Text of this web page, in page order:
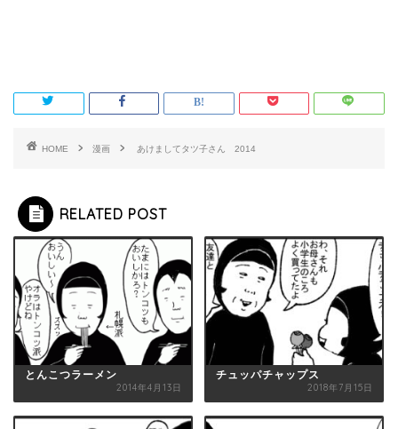
HOME 漫画 あけましてタツ子さん 2014
RELATED POST
とんこつラーメン
2014年4月13日
チュッパチャップス
2018年7月15日